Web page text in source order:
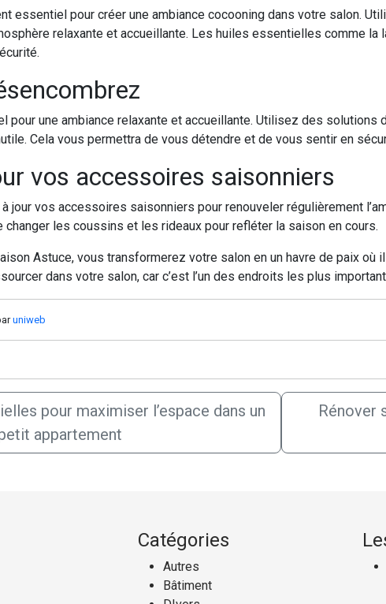
essentiel pour créer une ambiance cocooning dans votre salon.
relaxante et accueillante. Les huiles essentielles comme
pour une ambiance relaxante et accueillante. Utilisez des
Cela vous permettra de vous détendre et de vous sentir en
vos accessoires saisonniers
à jour vos accessoires saisonniers pour renouveler régulièrement
les coussins et les rideaux pour refléter la saison en cours.
Astuce, vous transformerez votre salon en un havre de paix
dans votre salon, car c’est l’un des endroits les plus
uniweb
pour maximiser l’espace dans un
appartement
Rénover
Catégories
Autres
Bâtiment